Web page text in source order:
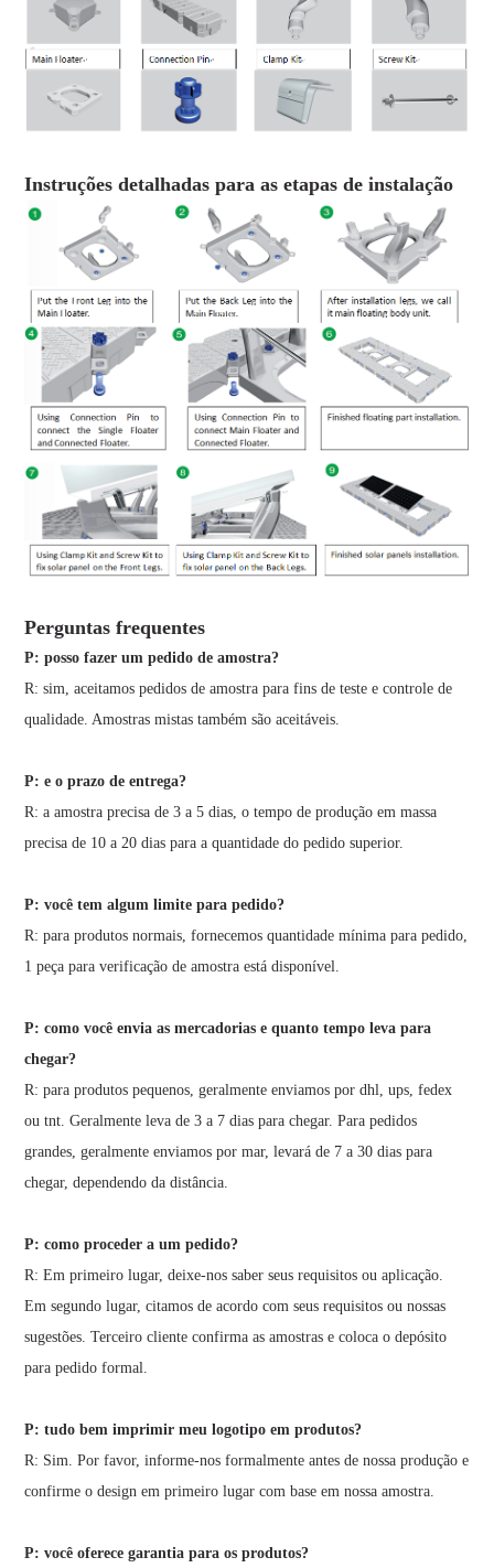
Instruções detalhadas para as etapas de instalação
Perguntas frequentes
P: posso fazer um pedido de amostra?
R: sim, aceitamos pedidos de amostra para fins de teste e controle de
qualidade. Amostras mistas também são aceitáveis.
P: e o prazo de entrega?
R: a amostra precisa de 3 a 5 dias, o tempo de produção em massa
precisa de 10 a 20 dias para a quantidade do pedido superior.
P: você tem algum limite para pedido?
R: para produtos normais, fornecemos quantidade mínima para pedido,
1 peça para verificação de amostra está disponível.
P: como você envia as mercadorias e quanto tempo leva para
chegar?
R: para produtos pequenos, geralmente enviamos por dhl, ups, fedex
ou tnt. Geralmente leva de 3 a 7 dias para chegar. Para pedidos
grandes, geralmente enviamos por mar, levará de 7 a 30 dias para
chegar, dependendo da distância.
P: como proceder a um pedido?
R: Em primeiro lugar, deixe-nos saber seus requisitos ou aplicação.
Em segundo lugar, citamos de acordo com seus requisitos ou nossas
sugestões. Terceiro cliente confirma as amostras e coloca o depósito
para pedido formal.
P: tudo bem imprimir meu logotipo em produtos?
R: Sim. Por favor, informe-nos formalmente antes de nossa produção e
confirme o design em primeiro lugar com base em nossa amostra.
P: você oferece garantia para os produtos?